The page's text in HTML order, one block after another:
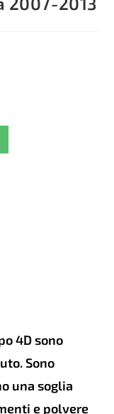
4D sono
Sono
una soglia
e polvere